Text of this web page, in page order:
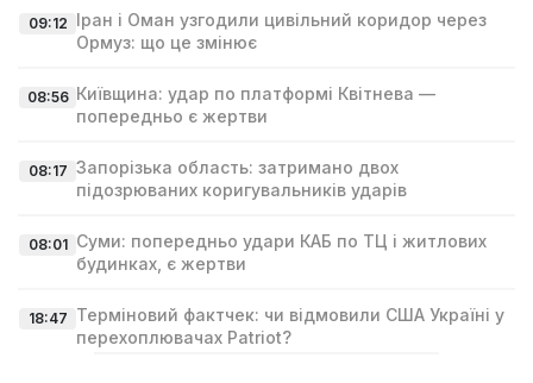
09:12 Іран і Оман узгодили цивільний коридор через
Ормуз: що це змінює
08:56 Київщина: удар по платформі Квітнева —
попередньо є жертви
08:17 Запорізька область: затримано двох
підозрюваних коригувальників ударів
08:01 Суми: попередньо удари КАБ по ТЦ і житлових
будинках, є жертви
18:47 Терміновий фактчек: чи відмовили США Україні у
перехоплювачах Patriot?